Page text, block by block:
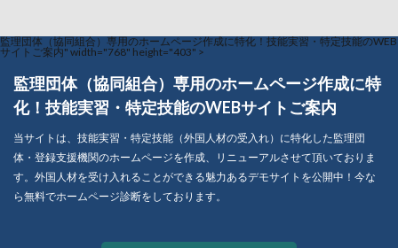
監理団体（協同組合）専用のホームページ作成に特化！技能実習・特定技能のWEB
サイトご案内" width="768" height="403" >
監理団体（協同組合）専用のホームページ作成に特
化！技能実習・特定技能のWEBサイトご案内
当サイトは、技能実習・特定技能（外国人材の受入れ）に特化した監理団
体・登録支援機関のホームページを作成、リニューアルさせて頂いておりま
す。外国人材を受け入れることができる魅力あるデモサイトを公開中！今な
ら無料でホームページ診断をしております。